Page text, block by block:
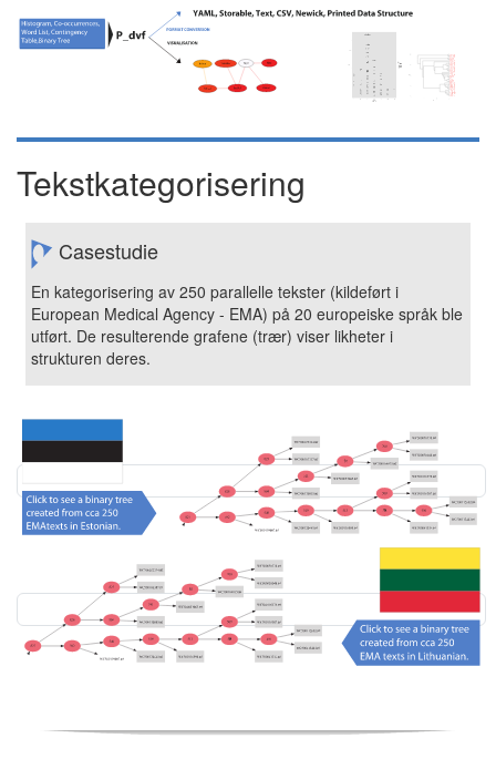
Tekstkategorisering
Casestudie
En kategorisering av 250 parallelle tekster (kildeført i
European Medical Agency - EMA) på 20 europeiske språk ble
utført. De resulterende grafene (trær) viser likheter i
strukturen deres.